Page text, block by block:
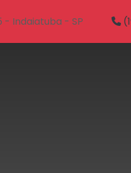
- Indaiatuba - SP